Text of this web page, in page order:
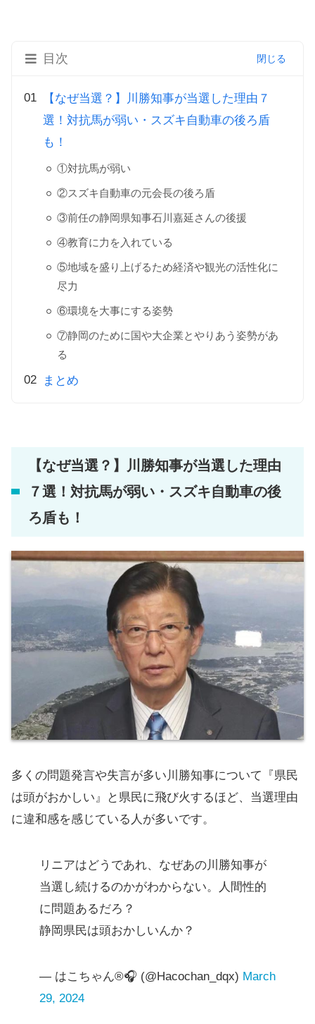
目次
【なぜ当選？】川勝知事が当選した理由７
選！対抗馬が弱い・スズキ自動車の後ろ盾
も！
①対抗馬が弱い
②スズキ自動車の元会長の後ろ盾
③前任の静岡県知事石川嘉延さんの後援
④教育に力を入れている
⑤地域を盛り上げるため経済や観光の活性化に
尽力
⑥環境を大事にする姿勢
⑦静岡のために国や大企業とやりあう姿勢があ
る
まとめ
【なぜ当選？】川勝知事が当選した理由
７選！対抗馬が弱い・スズキ自動車の後
ろ盾も！
多くの問題発言や失言が多い川勝知事について『県民
は頭がおかしい』と県民に飛び火するほど、当選理由
に違和感を感じている人が多いです。
リニアはどうであれ、なぜあの川勝知事が
当選し続けるのかがわからない。人間性的
に問題あるだろ？
静岡県民は頭おかしいんか？
— ‎はこちゃん®︎🎧 (@Hacochan_dqx) March
29, 2024